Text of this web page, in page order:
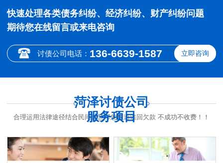
快速处理各类债务纠纷、经济纠纷、财产纠纷问题
期待您在线留言或来电咨询
讨债公司电话： 136-6639-1587 立即咨询
菏泽讨债公司
服务项目
合理运用法律途径结合民间智慧帮您快速追回欠款 不成功不收费！！